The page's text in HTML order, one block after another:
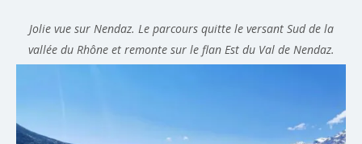
Jolie vue sur Nendaz. Le parcours quitte le versant Sud de la
vallée du Rhône et remonte sur le flan Est du Val de Nendaz.